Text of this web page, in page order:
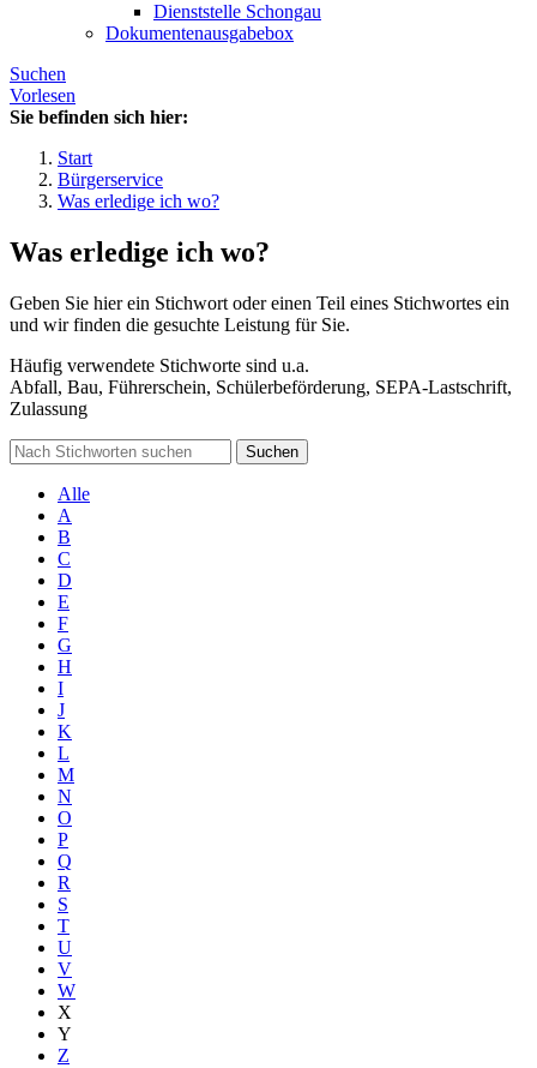
Dienststelle Schongau
Dokumentenausgabebox
Suchen
Vorlesen
Sie befinden sich hier:
Start
Bürgerservice
Was erledige ich wo?
Was erledige ich wo?
Geben Sie hier ein Stichwort oder einen Teil eines Stichwortes ein
und wir finden die gesuchte Leistung für Sie.
Häufig verwendete Stichworte sind u.a.
Abfall, Bau, Führerschein, Schülerbeförderung, SEPA-Lastschrift,
Zulassung
Suchen
Alle
A
B
C
D
E
F
G
H
I
J
K
L
M
N
O
P
Q
R
S
T
U
V
W
X
Y
Z